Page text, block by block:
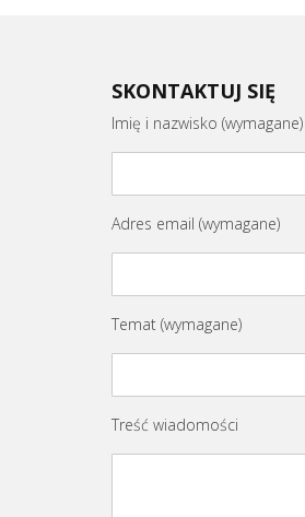
SKONTAKTUJ SIĘ
Imię i nazwisko (wymagane)
Adres email (wymagane)
Temat (wymagane)
Treść wiadomości